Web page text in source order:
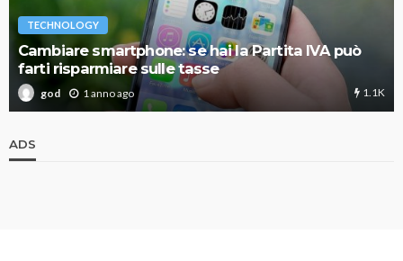
TECHNOLOGY
Cambiare smartphone: se hai la Partita IVA può
farti risparmiare sulle tasse
god 1 anno ago 1.1K
ADS